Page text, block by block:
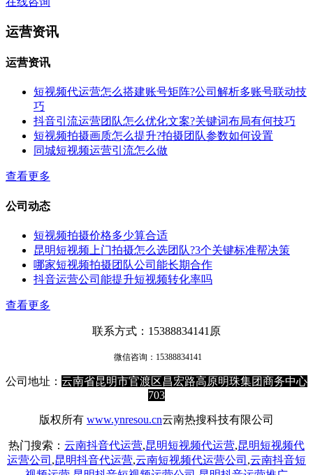
运营资讯
运营资讯
短视频代运营怎么搭建账号矩阵?公司解析多账号联动技
巧
抖音引流运营团队怎么优化文案?关键词布局有何技巧
短视频拍摄画质怎么提升?拍摄团队参数如何设置
同城短视频运营引流怎么做
查看更多
公司动态
短视频拍摄价格多少算合适
昆明短视频上门拍摄怎么选团队?3个关键标准帮决策
哪家短视频拍摄团队公司能长期合作
抖音运营公司能提升短视频转化率吗
查看更多
联系方式：15388834141原
微信咨询： 15388834141
公司地址： 云南省昆明市官渡区昌宏路高原明珠集团商务中心
703
版权所有 www.ynresou.cn云南热搜科技有限公司
热门搜索： 云南抖音代运营,昆明短视频代运营,昆明短视频代
运营公司 ,昆明抖音代运营,云南短视频代运营公司 ,云南抖音短